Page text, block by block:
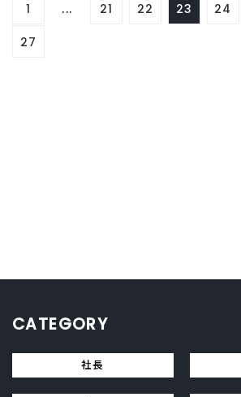
1 ... 21 22 23 24
27
CATEGORY
社長